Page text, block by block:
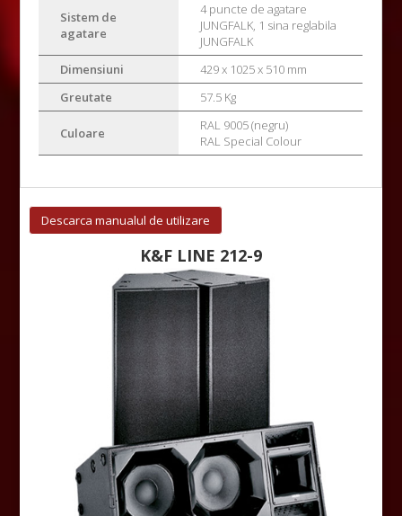
Sistem de
agatare
4 puncte de agatare
JUNGFALK, 1 sina reglabila
JUNGFALK
Dimensiuni
429 x 1025 x 510 mm
Greutate
57.5 Kg
Culoare
RAL 9005 (negru)
RAL Special Colour
Descarca manualul de utilizare
K&F LINE 212-9